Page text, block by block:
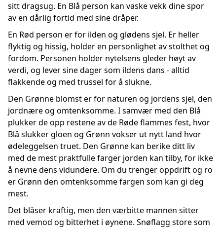
sitt dragsug. En Blå person kan vaske vekk dine spor
av en dårlig fortid med sine dråper.
En Rød person er for ilden og glødens sjel. Er heller
flyktig og hissig, holder en personlighet av stolthet og
fordom. Personen holder nytelsens gleder høyt av
verdi, og lever sine dager som ildens dans - alltid
flakkende og med trussel for å slukne.
Den Grønne blomst er for naturen og jordens sjel, den
jordnære og omtenksomme. I samvær med den Blå
plukker de opp restene av de Røde flammes fest, hvor
Blå slukker gloen og Grønn vokser ut nytt land hvor
ødeleggelsen truet. Den Grønne kan berike ditt liv
med de mest praktfulle farger jorden kan tilby, for ikke
å nevne dens vidundere. Om du trenger oppdrift og ro
er Grønn den omtenksomme fargen som kan gi deg
mest.
Det blåser kraftig, men den værbitte mannen sitter
med vemod og bitterhet i øynene. Snøflagg store som